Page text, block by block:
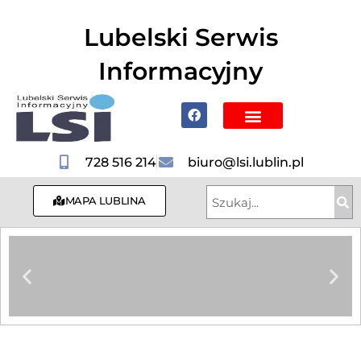
Lubelski Serwis
Informacyjny
728 516 214 biuro@lsi.lublin.pl
MAPA LUBLINA